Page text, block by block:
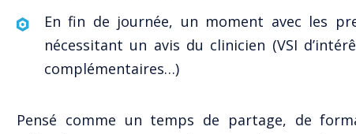
En fin de journée, un moment avec les
nécessitant un avis du clinicien (VSI
complémentaires…)
Pensé comme un temps de partage, de